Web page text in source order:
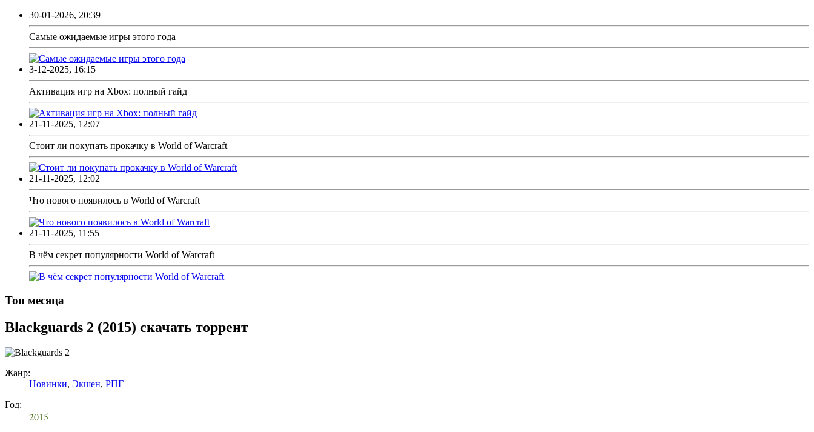
30-01-2026, 20:39
Самые ожидаемые игры этого года
3-12-2025, 16:15
Активация игр на Xbox: полный гайд
21-11-2025, 12:07
Стоит ли покупать прокачку в World of Warcraft
21-11-2025, 12:02
Что нового появилось в World of Warcraft
21-11-2025, 11:55
В чём секрет популярности World of Warcraft
Топ месяца
Blackguards 2 (2015) скачать торрент
Жанр:
Новинки, Экшен, РПГ
Год:
2015